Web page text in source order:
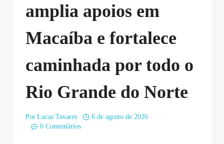
amplia apoios em
Macaíba e fortalece
caminhada por todo o
Rio Grande do Norte
Por Lucas Tavares
6 de agosto de 2026
0 Comentários